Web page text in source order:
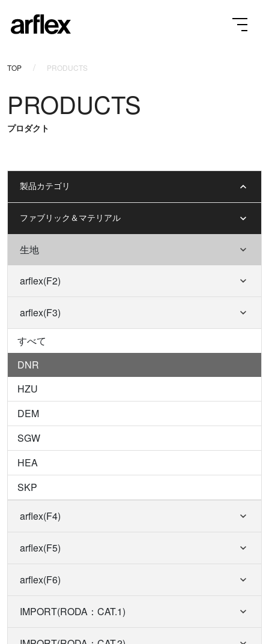
TOP PRODUCTS
PRODUCTS
プロダクト
製品カテゴリ
ファブリック＆マテリアル
生地
arflex(F2)
arflex(F3)
すべて
DNR
HZU
DEM
SGW
HEA
SKP
arflex(F4)
arflex(F5)
arflex(F6)
IMPORT(RODA：CAT.1)